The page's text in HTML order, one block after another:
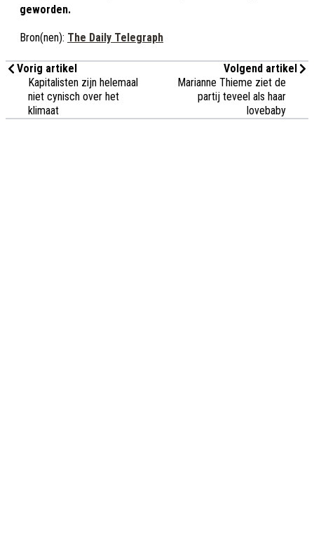
geworden.
Bron(nen): The Daily Telegraph
Vorig artikel
Kapitalisten zijn helemaal
niet cynisch over het
klimaat
Volgend artikel
Marianne Thieme ziet de
partij teveel als haar
lovebaby